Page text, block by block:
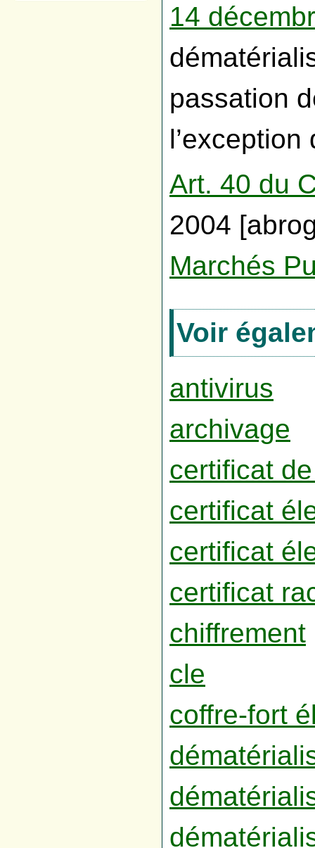
14
passation
Art. 40 du
2004
Marchés
Voir
antivirus
archivage
certificat
certificat
certificat
certificat
chiffrement
cle
coffre-fort